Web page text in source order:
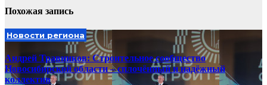
Похожая запись
Новости региона
Андрей Травников: Строительное сообщество
Новосибирской области – сплочённый и надёжный
коллектив